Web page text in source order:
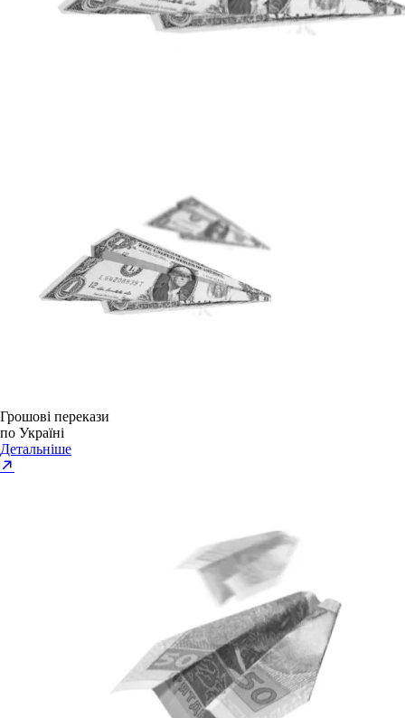
Грошові перекази
по Україні
Детальніше